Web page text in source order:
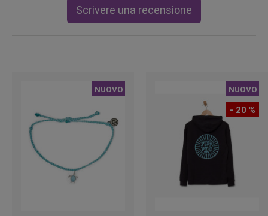
Scrivere una recensione
NUOVO NUOVO
- 20 %